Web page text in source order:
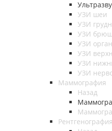
УЗИ шеи
УЗИ
УЗИ
УЗИ
УЗИ
УЗИ
УЗИ
Маммография
Назад
Рентгенография